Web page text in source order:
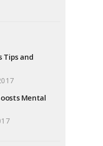
Tips and
Mental